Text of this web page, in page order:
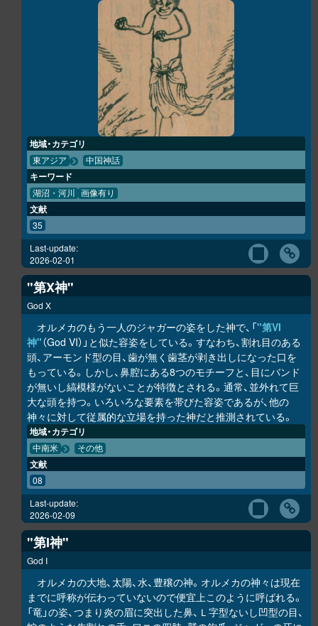
地域・カテゴリ
東アジア 中国神話
キーワード
湖沼・河川 画像有り
文献
35
Last-update:
2026-02-01
"第X神"
God X
オルメカのもう一人のジャガーの姿をした神で、「"第VI
神"（God VI）」と似た容姿をしている。すなわち、割れ目のある
頭、アーモンド型の目、歯が無く歯茎が剥き出しになった口を
もっている。しかし、鼻腔にある8つのモチーフと、目にバンド
が無いし縞模様がないことが特徴とされる。通常、並外れて巨
大な頭を持つ。いろいろな要素を帯びた容姿であるが、他の
神々に対して従属的な立場を持った神だと推測されている。
地域・カテゴリ
中南米 その他
文献
08
Last-update:
2026-02-09
"第I神"
God I
オルメカの大地、太陽、水、豊穣の神。オルメカの神々は現在
までに呼称が伝わっていないので便宜上このように呼ばれる。
「竜」の姿、つまり炎の眉に突出した鼻、Ｌ字型ないし凹型の目、